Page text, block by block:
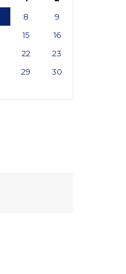
8
9
15
16
22
23
29
30